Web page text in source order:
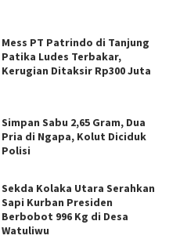
Mess PT Patrindo di Tanjung
Patika Ludes Terbakar,
Kerugian Ditaksir Rp300 Juta
Simpan Sabu 2,65 Gram, Dua
Pria di Ngapa, Kolut Diciduk
Polisi
Sekda Kolaka Utara Serahkan
Sapi Kurban Presiden
Berbobot 996 Kg di Desa
Watuliwu